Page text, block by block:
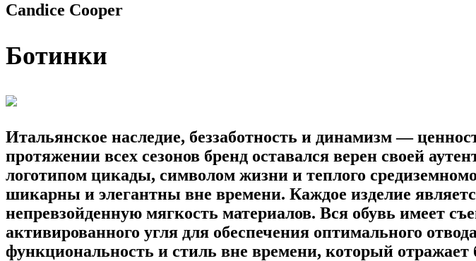
Candice Cooper
Ботинки
Итальянское наследие, беззаботность и динамизм —
протяжении всех сезонов бренд оставался верен своей
логотипом цикады, символом жизни и теплого
шикарны и элегантны вне времени. Каждое изделие
непревзойденную мягкость материалов. Вся обувь имеет
активированного угля для обеспечения оптимального
функциональность и стиль вне времени, который